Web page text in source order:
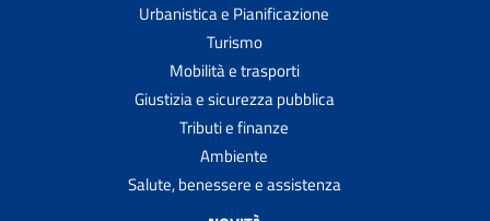
Urbanistica e Pianificazione
Turismo
Mobilità e trasporti
Giustizia e sicurezza pubblica
Tributi e finanze
Ambiente
Salute, benessere e assistenza